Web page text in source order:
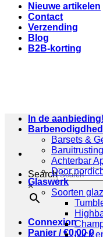
Nieuwe artikelen
Contact
Verzending
Blog
B2B-korting
Search
×
Connexion
Panier /€0,00 0
In de aanbieding!
Barsets &
Achterbar
Door
Glaswerk
Soorten
Nick